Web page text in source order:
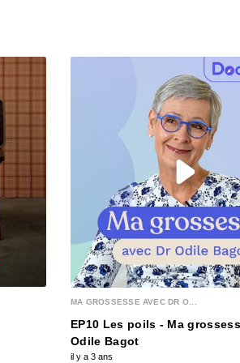
00:29:09
00:17:58
00:25:22
MA GROSSESSE AVEC DR O...
EP10 Les poils - Ma
Odile Bagot
il y a 3 ans